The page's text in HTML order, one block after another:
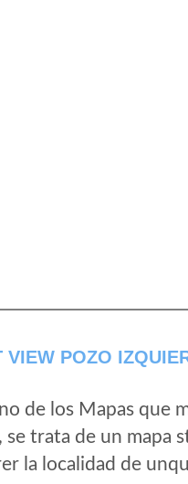
VIEW POZO
de los Mapas que
trata de un mapa
la localidad de